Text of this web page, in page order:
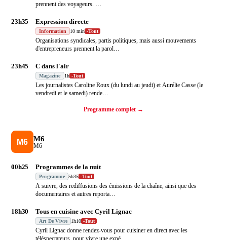
prennent des voyageurs. …
23h35 Expression directe
Information 10 min -Tout
Organisations syndicales, partis politiques, mais aussi mouvements
d'entrepreneurs prennent la parol…
23h45 C dans l'air
Magazine 1h -Tout
Les journalistes Caroline Roux (du lundi au jeudi) et Aurélie Casse (le
vendredi et le samedi) rende…
Programme complet →
M6
M6
00h25 Programmes de la nuit
Programme 5h35 -Tout
A suivre, des rediffusions des émissions de la chaîne, ainsi que des
documentaires et autres reporta…
18h30 Tous en cuisine avec Cyril Lignac
Art De Vivre 1h10 -Tout
Cyril Lignac donne rendez-vous pour cuisiner en direct avec les
téléspectateurs, pour vivre une expé…